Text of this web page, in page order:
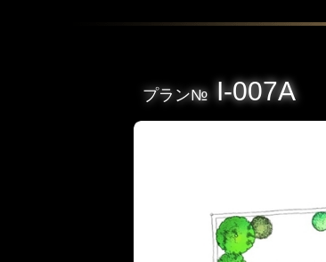
プラン№ I-007A